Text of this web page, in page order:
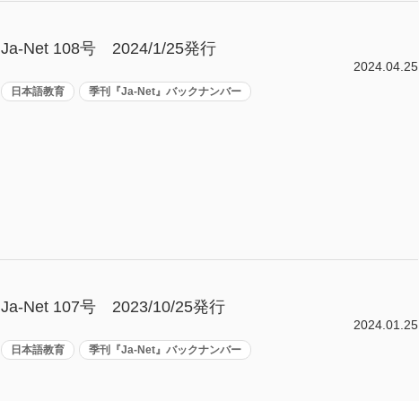
Ja-Net 108号 2024/1/25発行
2024.04.25
日本語教育 季刊『Ja-Net』バックナンバー
Ja-Net 107号 2023/10/25発行
2024.01.25
日本語教育 季刊『Ja-Net』バックナンバー